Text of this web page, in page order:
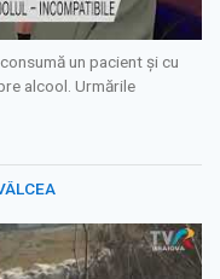
un pacient și cu
alcool. Urmările